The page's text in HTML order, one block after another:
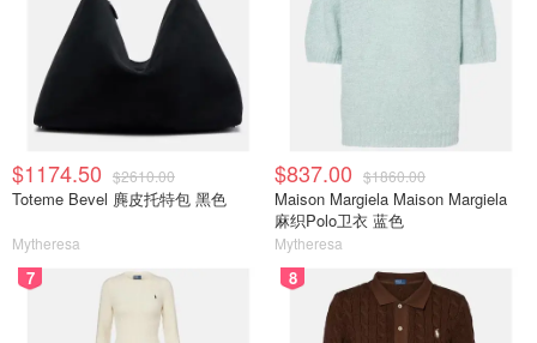
$1174.50 $2610.00
Toteme Bevel 麂皮托特包 黑色
Mytheresa
$837.00 $1860.00
Maison Margiela Maison Margiela
麻织Polo卫衣 蓝色
Mytheresa
7 8